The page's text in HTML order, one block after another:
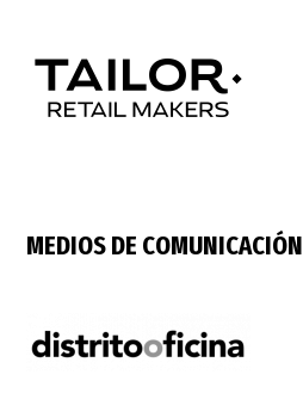
MEDIOS DE COMUNICACIÓN